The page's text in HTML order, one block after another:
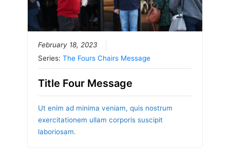
February 18, 2023
Series:The Fours Chairs Message
Title Four Message
Ut enim ad minima veniam, quis nostrum
exercitationem ullam corporis suscipit
laboriosam.